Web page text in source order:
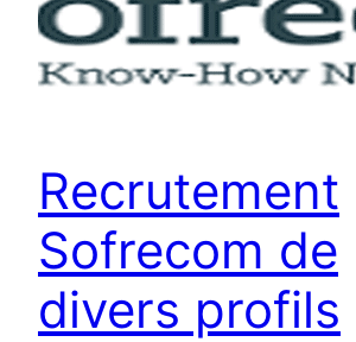
Recrutement
Sofrecom de
divers profils